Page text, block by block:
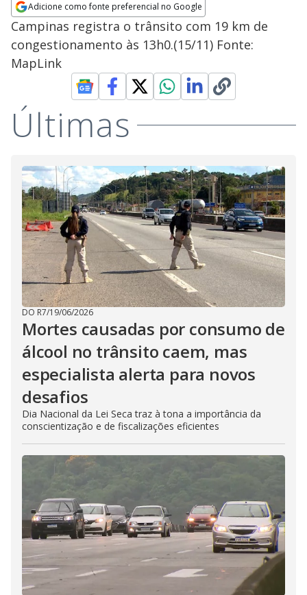
Adicione como fonte preferencial no Google
Opens in new window
Campinas registra o trânsito com 19 km de
congestionamento às 13h0.(15/11) Fonte:
MapLink
Últimas
DO R7/19/06/2026
Mortes causadas por consumo de
álcool no trânsito caem, mas
especialista alerta para novos
desafios
Dia Nacional da Lei Seca traz à tona a importância da
conscientização e de fiscalizações eficientes